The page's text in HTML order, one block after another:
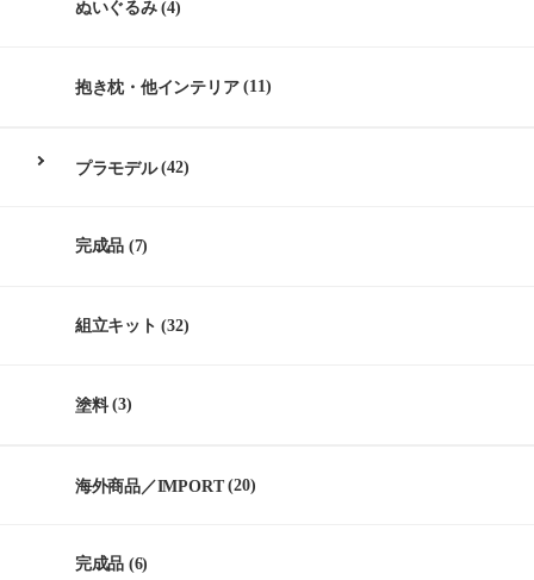
ぬいぐるみ(4)
抱き枕・他インテリア(11)
プラモデル(42)
完成品 (7)
組立キット (32)
塗料(3)
海外商品／IMPORT(20)
完成品 (6)